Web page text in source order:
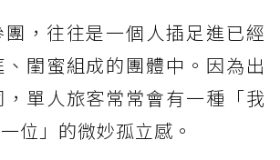
，往往是一個人插足進已經
閨蜜組成的團體中。因為出
單人旅客常常會有一種「我
位」的微妙孤立感。